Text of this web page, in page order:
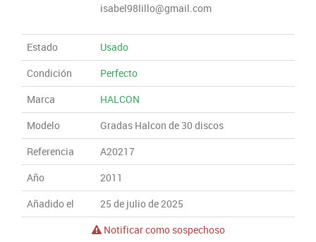
isabel98lillo@gmail.com
Estado
Usado
Condición
Perfecto
Marca
HALCON
Modelo
Gradas Halcon de 30 discos
Referencia
A20217
Año
2011
Añadido el
25 de julio de 2025
Notificar como sospechoso